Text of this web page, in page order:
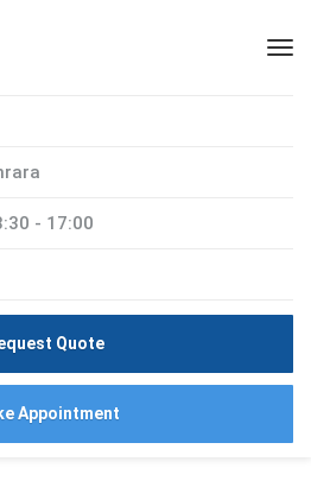
- 17:00
Quote
Appointment